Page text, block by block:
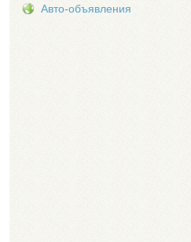
Авто-объявления